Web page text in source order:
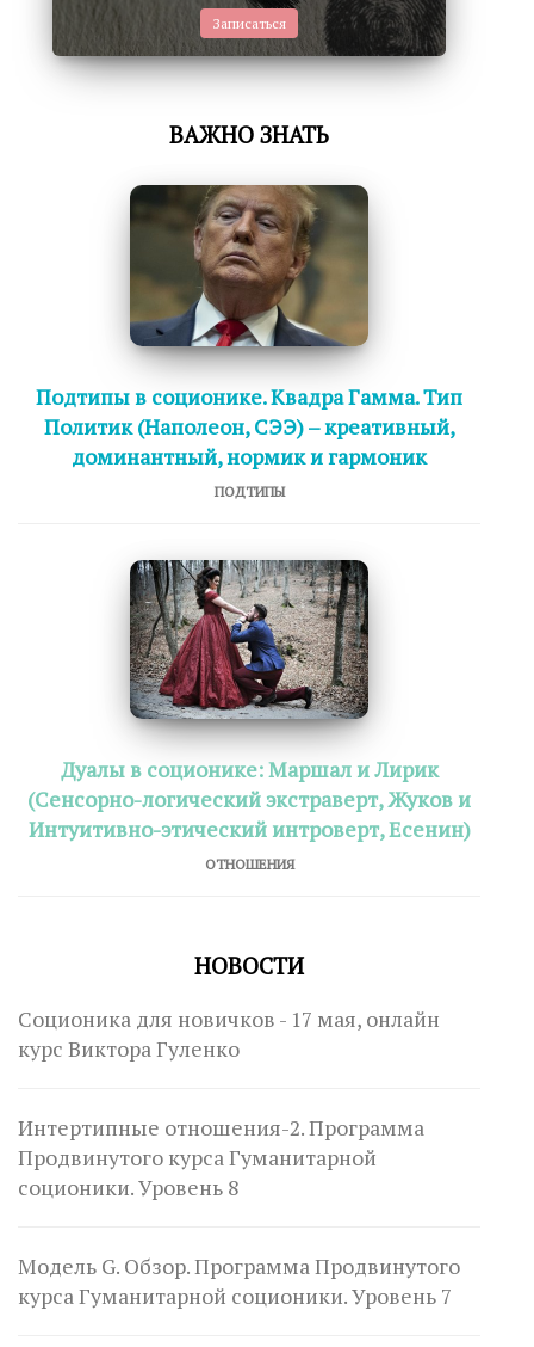
Записаться
ВАЖНО ЗНАТЬ
Подтипы в соционике. Квадра Гамма. Тип
Политик (Наполеон, СЭЭ) – креативный,
доминантный, нормик и гармоник
ПОДТИПЫ
Дуалы в соционике: Маршал и Лирик
(Сенсорно-логический экстраверт, Жуков и
Интуитивно-этический интроверт, Есенин)
ОТНОШЕНИЯ
НОВОСТИ
Соционика для новичков - 17 мая, онлайн
курс Виктора Гуленко
Интертипные отношения-2. Программа
Продвинутого курса Гуманитарной
соционики. Уровень 8
Модель G. Обзор. Программа Продвинутого
курса Гуманитарной соционики. Уровень 7